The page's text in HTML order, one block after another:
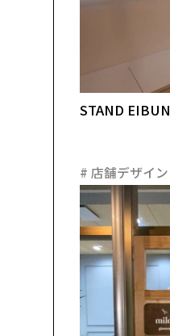
STAND EIBUN
# 店舗デザイン